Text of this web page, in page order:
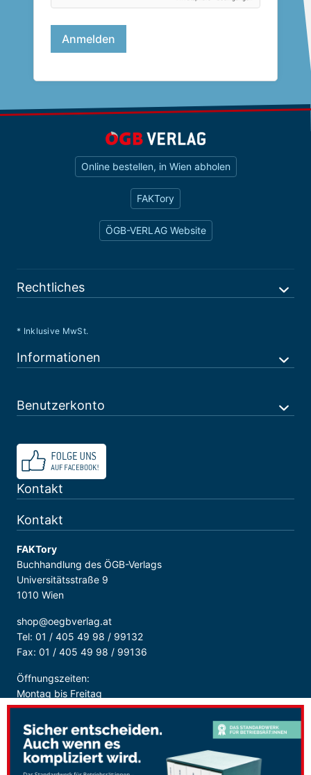
Online bestellen, in Wien abholen
FAKTory
ÖGB-VERLAG Website
Rechtliches
* Inklusive MwSt.
Informationen
Benutzerkonto
Kontakt
Kontakt
FAKTory
Buchhandlung des ÖGB-Verlags
Universitätsstraße 9
1010 Wien
shop@oegbverlag.at
Tel: 01 / 405 49 98 / 99132
Fax: 01 / 405 49 98 / 99136
Öffnungszeiten:
Montag bis Freitag
9:00 - 18:00 Uhr
durchgehend